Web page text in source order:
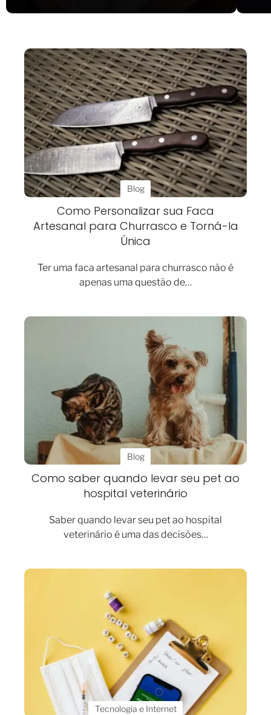
Blog
Como Personalizar sua Faca
Artesanal para Churrasco e Torná-la
Única
Ter uma faca artesanal para churrasco não é
apenas uma questão de…
Blog
Como saber quando levar seu pet ao
hospital veterinário
Saber quando levar seu pet ao hospital
veterinário é uma das decisões…
Tecnologia e Internet